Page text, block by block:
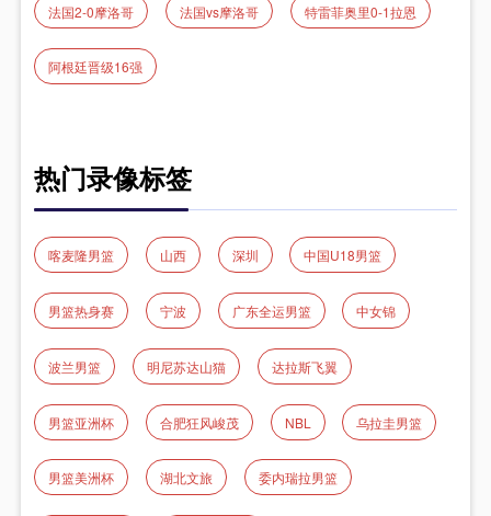
法国2‑0摩洛哥 法国vs摩洛哥 特雷菲奥里0-1拉恩
阿根廷晋级16强
热门录像标签
喀麦隆男篮 山西 深圳 中国U18男篮
男篮热身赛 宁波 广东全运男篮 中女锦
波兰男篮 明尼苏达山猫 达拉斯飞翼
男篮亚洲杯 合肥狂风峻茂 NBL 乌拉圭男篮
男篮美洲杯 湖北文旅 委内瑞拉男篮